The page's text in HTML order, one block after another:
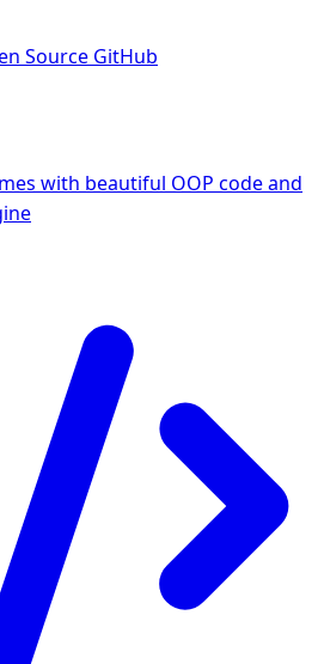
Source GitHub
with beautiful OOP code and